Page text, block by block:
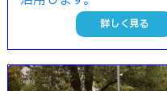
詳しく見る